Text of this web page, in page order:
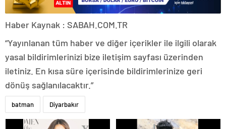
Haber Kaynak : SABAH.COM.TR
“Yayınlanan tüm haber ve diğer içerikler ile ilgili olarak
yasal bildirimlerinizi bize iletişim sayfası üzerinden
iletiniz. En kısa süre içerisinde bildirimlerinize geri
dönüş sağlanılacaktır.”
batman Diyarbakır